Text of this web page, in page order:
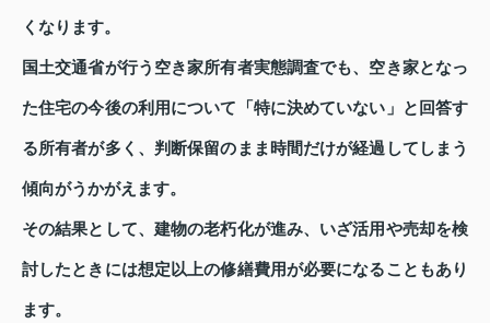
くなります。
国土交通省が行う空き家所有者実態調査でも、空き家となっ
た住宅の今後の利用について「特に決めていない」と回答す
る所有者が多く、判断保留のまま時間だけが経過してしまう
傾向がうかがえます。
その結果として、建物の老朽化が進み、いざ活用や売却を検
討したときには想定以上の修繕費用が必要になることもあり
ます。